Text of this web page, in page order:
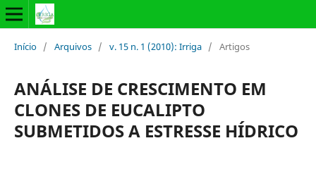
Início / Arquivos / v. 15 n. 1 (2010): Irriga / Artigos
ANÁLISE DE CRESCIMENTO EM
CLONES DE EUCALIPTO
SUBMETIDOS A ESTRESSE HÍDRICO